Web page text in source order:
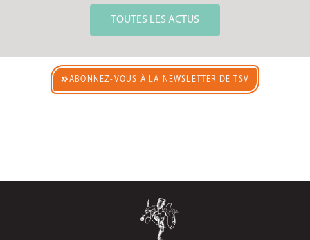
TOUTES LES ACTUS
ABONNEZ-VOUS À LA NEWSLETTER DE TSV